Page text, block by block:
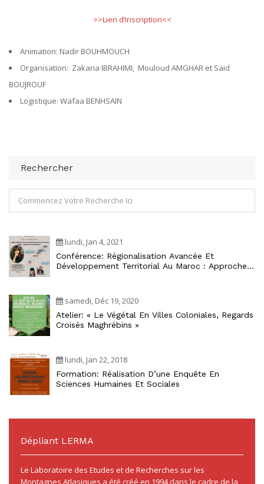
>>Lien d’Inscription<<
Animation: Nadir BOUHMOUCH
Organisation: Zakaria IBRAHIMI, Mouloud AMGHAR et Said
BOUJROUF
Logistique: Wafaa BENHSAIN
Rechercher
lundi, Jan 4, 2021
Conférence: Régionalisation Avancée Et
Développement Territorial Au Maroc : Approche
samedi, Déc 19, 2020
Atelier: « Le Végétal En Villes Coloniales, Regards
Croisés Maghrébins »
lundi, Jan 22, 2018
Formation: Réalisation D’une Enquête En
Sciences Humaines Et Sociales
Dépliant LERMA
Le Laboratoire des Etudes et de Recherches sur les
Montagnes Atlasiques a été créé en 1994 dans le cadre de la